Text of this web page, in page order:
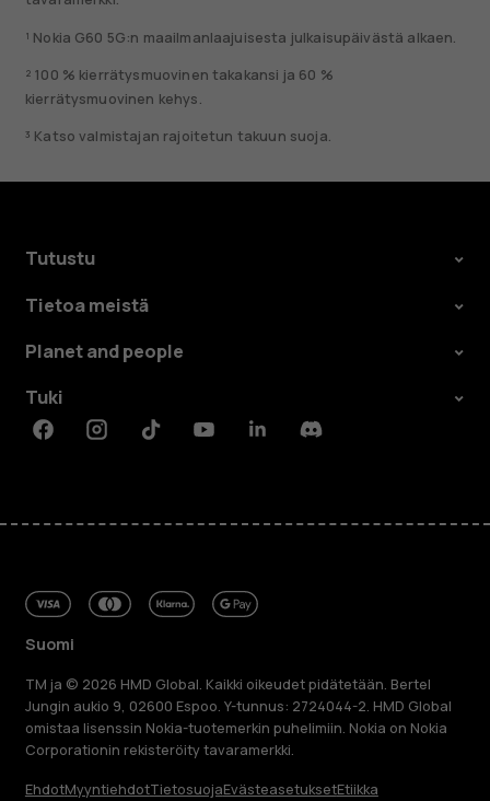
¹ Nokia G60 5G:n maailmanlaajuisesta julkaisupäivästä alkaen.
² 100 % kierrätysmuovinen takakansi ja 60 %
kierrätysmuovinen kehys.
³ Katso valmistajan rajoitetun takuun suoja.
Tutustu
Tietoa meistä
Planet and people
Tuki
FacebookInstagramTiktokYoutubeLinkedinDiscord
Suomi
TM ja © 2026 HMD Global. Kaikki oikeudet pidätetään. Bertel
Jungin aukio 9, 02600 Espoo. Y-tunnus: 2724044-2. HMD Global
omistaa lisenssin Nokia-tuotemerkin puhelimiin. Nokia on Nokia
Corporationin rekisteröity tavaramerkki.
EhdotMyyntiehdotTietosuojaEvästeasetuksetEtiikka